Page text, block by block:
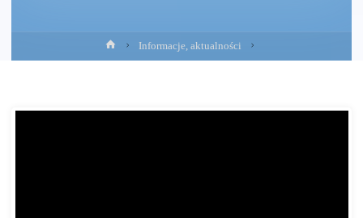
Strona
główna
Informacje, aktualności